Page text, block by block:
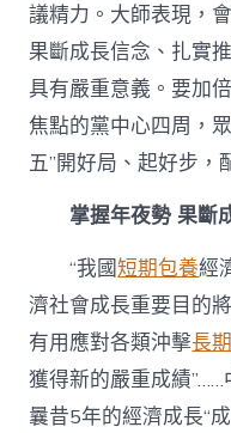
議精力。大師表現，
果斷成長信念、扎實
具有嚴重意義。要加
焦點的黨中心四周，
五”開好局、起好步，
掌握年夜勢 果斷
“我國短期包養經
濟社會成長重要目的
有用應對各類沖擊長
獲得新的嚴重成績
曩昔5年的經濟成長“成